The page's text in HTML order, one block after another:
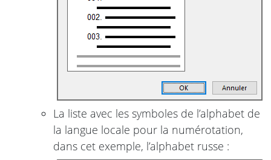
La liste avec les symboles de l’alphabet de
la langue locale pour la numérotation,
dans cet exemple, l’alphabet russe :